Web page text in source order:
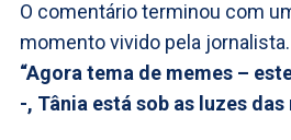
O comentário terminou com
momento vivido pela jornalista.
“Agora tema de memes –
-, Tânia está sob as luzes